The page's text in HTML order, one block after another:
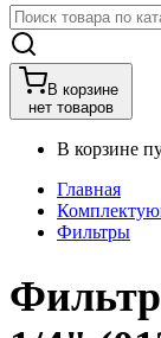
В корзине
нет товаров
В корзине
Главная
Фильтры